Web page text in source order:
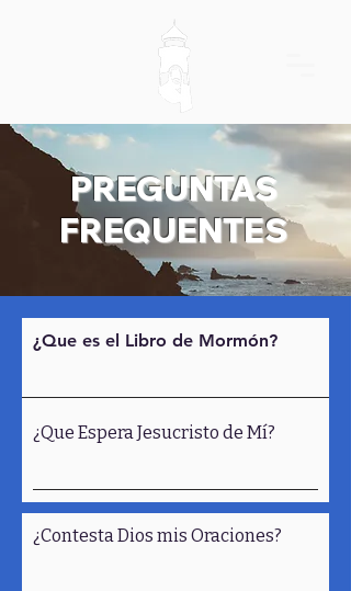
PREGUNTAS
FREQUENTES
¿Que es el Libro de Mormón?
¿Que Espera Jesucristo de Mí?
¿Contesta Dios mis Oraciones?